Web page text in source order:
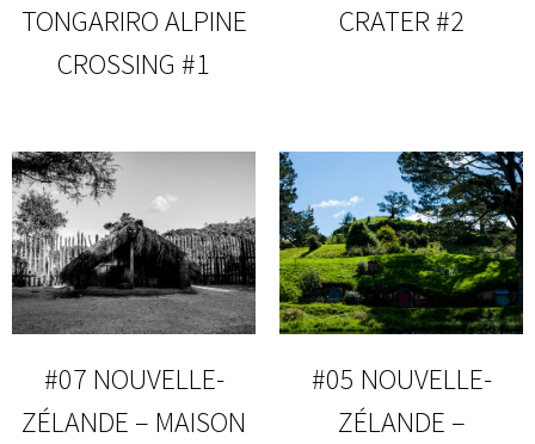
TONGARIRO ALPINE
CROSSING #1
CRATER #2
#07 NOUVELLE-
ZÉLANDE – MAISON
#05 NOUVELLE-
ZÉLANDE –